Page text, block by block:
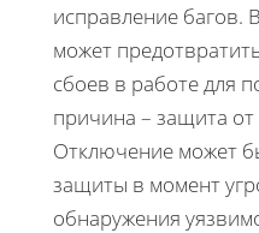
исправление багов.
может
сбоев в работе для
причина – защита от
Отключение может
защиты в момент
обнаружения